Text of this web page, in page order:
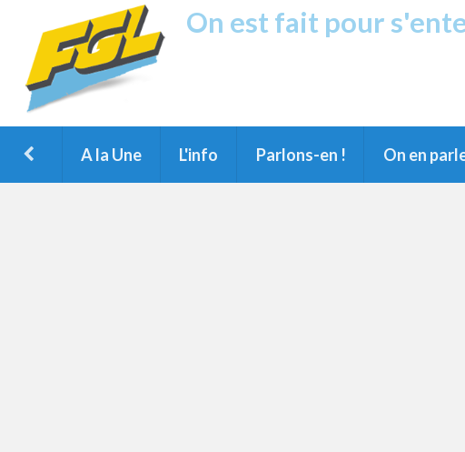
On est fait pour
A la Une L'info Parlons-en ! On en